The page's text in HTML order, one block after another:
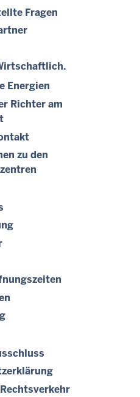
Fragen
Energien
Richter am
zu den